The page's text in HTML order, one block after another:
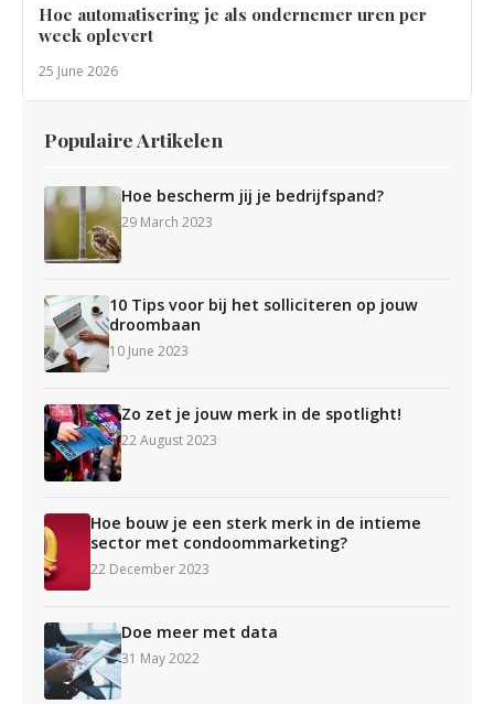
Hoe automatisering je als ondernemer uren per
week oplevert
25 June 2026
Populaire Artikelen
Hoe bescherm jij je bedrijfspand?
29 March 2023
10 Tips voor bij het solliciteren op jouw
droombaan
10 June 2023
Zo zet je jouw merk in de spotlight!
22 August 2023
Hoe bouw je een sterk merk in de intieme
sector met condoommarketing?
22 December 2023
Doe meer met data
31 May 2022